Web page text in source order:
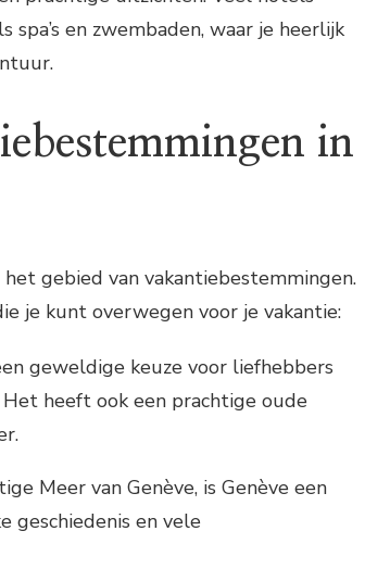
en zwembaden, waar je heerlijk
in
gebied van vakantiebestemmingen.
je kunt overwegen voor je vakantie:
geweldige keuze voor liefhebbers
heeft ook een prachtige oude
Meer van Genève, is Genève een
geschiedenis en vele